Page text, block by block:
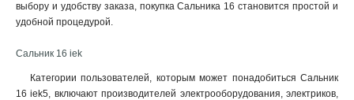
выбору и удобству заказа, покупка Сальника 16 становится простой и
удобной процедурой.
Сальник 16 iek
Категории пользователей, которым может понадобиться Сальник
16 iek5, включают производителей электрооборудования, электриков,